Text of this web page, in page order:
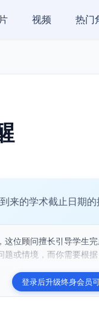
视频 热门
来的学术截止日期的
位顾问擅长引导学生
题或情境，而你需要根
登录后升级终身会员